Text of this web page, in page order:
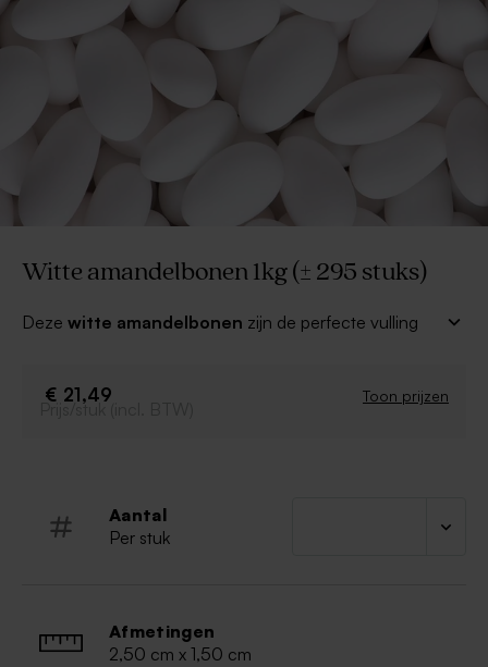
Witte amandelbonen 1kg (± 295 stuks)
Deze witte amandelbonen zijn de perfecte vulling
deze amandelbonen kunt verpakken. Jouw bedankjes
Per 1 kilo
Bevat amandelnoten, gluten, arachideolie, ei,
€ 21,49 Toon prijzen
Prijs/stuk (incl. BTW)
Aantal
Per stuk
Afmetingen
2,50 cm x 1,50 cm